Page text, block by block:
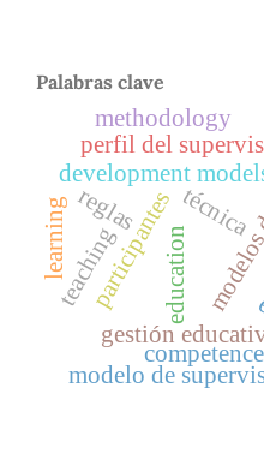
Palabras clave
gestión
development
education
modelo de
perfil del
participantes
methodology
técnica
reglas
teaching
learning